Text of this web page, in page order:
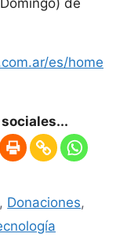
es/home
, Donaciones,